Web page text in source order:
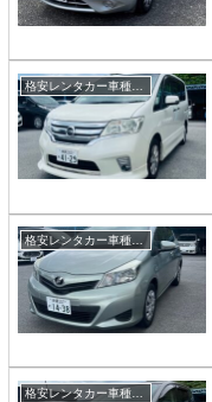
格安レンタカー車種紹介
格安レンタカー車種紹介
格安レンタカー車種紹介